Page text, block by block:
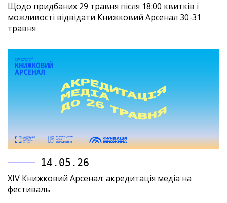
Щодо придбаних 29 травня після 18:00 квитків і
можливості відвідати Книжковий Арсенал 30-31
травня
14.05.26
XIV Книжковий Арсенал: акредитація медіа на
фестиваль